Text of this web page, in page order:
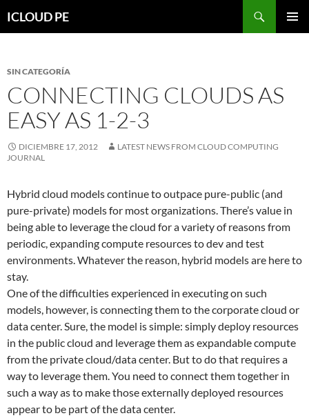
hacia
ICLOUD PE
SIN CATEGORÍA
CONNECTING CLOUDS AS
EASY AS 1-2-3
DICIEMBRE 17, 2012
LATEST NEWS FROM CLOUD COMPUTING
JOURNAL
Hybrid cloud models continue to outpace pure-public (and
pure-private) models for most organizations. There’s value in
being able to leverage the cloud for a variety of reasons from
periodic, expanding compute resources to dev and test
environments. Whatever the reason, hybrid models are here to
stay.
One of the difficulties experienced in executing on such
models, however, is connecting them to the corporate cloud or
data center. Sure, the model is simple: simply deploy resources
in the public cloud and leverage them as expandable compute
from the private cloud/data center. But to do that requires a
way to leverage them. You need to connect them together in
such a way as to make those externally deployed resources
appear to be part of the data center.